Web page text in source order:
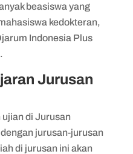
beasiswa yang
kedokteran,
Indonesia Plus
Jurusan
di Jurusan
jurusan-jurusan
di jurusan ini akan